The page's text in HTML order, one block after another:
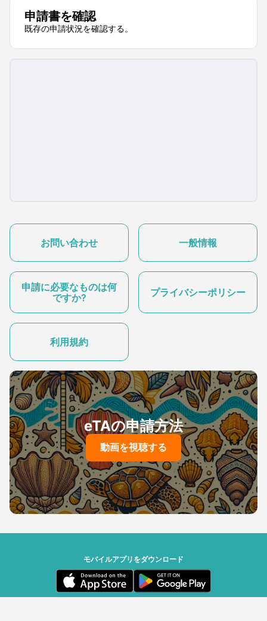
申請書を確認
既存の申請状況を確認する。
お問い合わせ 一般情報
申請に必要なものは何
ですか?
プライバシーポリシー
利用規約
eTAの申請方法
動画を視聴する
モバイルアプリをダウンロード